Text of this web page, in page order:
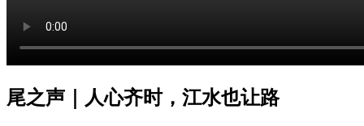
尾之声｜人心齐时，江水也让路